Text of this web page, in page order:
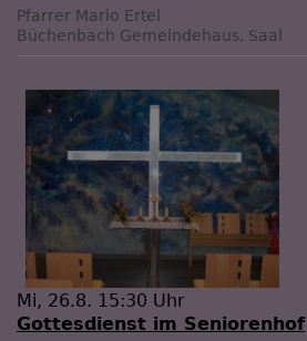
Pfarrer Mario Ertel
Büchenbach Gemeindehaus, Saal
Mi, 26.8. 15:30 Uhr
Gottesdienst im Seniorenhof